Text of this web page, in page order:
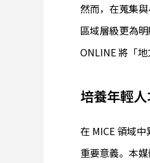
然而，在蒐集
區域層級更為
ONLINE 將「地
培養年輕
在 MICE 領域
重要意義。本